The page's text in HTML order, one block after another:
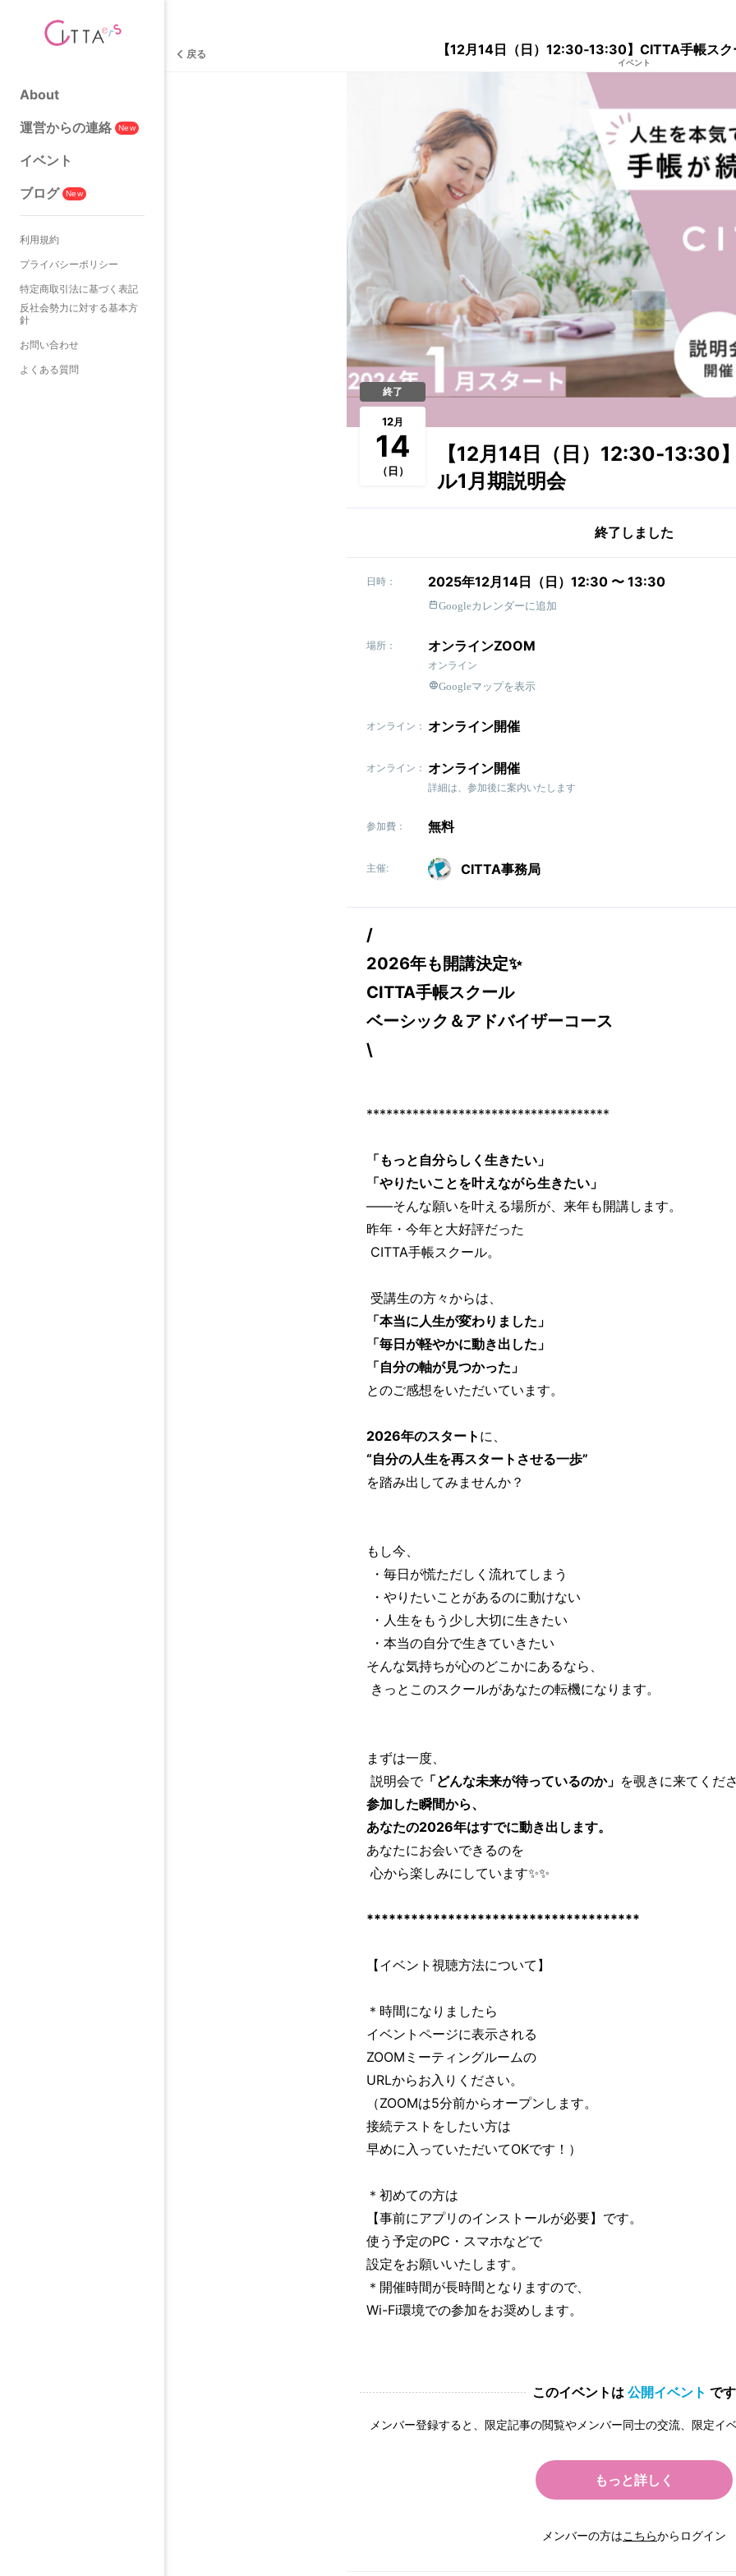
About
運営からの連絡
New
イベント
ブログ
New
利用規約
プライバシーポリシー
特定商取引法に基づく表記
反社会勢力に対する基本方
針
お問い合わせ
よくある質問
戻る 【12月14日（日）12:30‐13:30】CITTA手帳ス
イベント
終了
12月
14
（日）
【12月14日（日）12:30‐13:30
ル1月期説明会
終了しました
日時： 2025年12月14日（日）12:30 〜 13:30
Googleカレンダーに追加
場所： オンラインZOOM
オンライン
Googleマップを表示
オンライン： オンライン開催
オンライン： オンライン開催
詳細は、参加後に案内いたします
参加費： 無料
主催: CITTA事務局
/
2026年も開講決定✨
CITTA手帳スクール
ベーシック＆アドバイザーコース
\
*************************************
「もっと自分らしく生きたい」
「やりたいことを叶えながら生きたい」
——そんな願いを叶える場所が、来年も開講します。
昨年・今年と大好評だった
CITTA手帳スクール。
受講生の方々からは、
「本当に人生が変わりました」
「毎日が軽やかに動き出した」
「自分の軸が見つかった」
とのご感想をいただいています。
2026年のスタート に、
“自分の人生を再スタートさせる一歩”
を踏み出してみませんか？
もし今、
・毎日が慌ただしく流れてしまう
・やりたいことがあるのに動けない
・人生をもう少し大切に生きたい
・本当の自分で生きていきたい
そんな気持ちが心のどこかにあるなら、
きっとこのスクールがあなたの転機になります。
まずは一度、
説明会で「どんな未来が待っているのか」 を覗きに来てくだ
参加した瞬間から、
あなたの2026年はすでに動き出します。
あなたにお会いできるのを
心から楽しみにしています✨✨
*************************************
【イベント視聴方法について】
＊時間になりましたら
イベントページに表示される
ZOOMミーティングルームの
URLからお入りください。
（ZOOMは5分前からオープンします。
接続テストをしたい方は
早めに入っていただいてOKです！）
＊初めての方は
【事前にアプリのインストールが必要】です。
使う予定のPC・スマホなどで
設定をお願いいたします。
＊開催時間が長時間となりますので、
Wi-Fi環境での参加をお奨めします。
このイベントは 公開イベント です
メンバー登録すると、限定記事の閲覧やメンバー同士の交流、限定イ
もっと詳しく
メンバーの方はこちらからログイン